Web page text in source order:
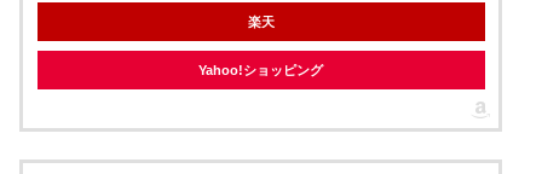
楽天
Yahoo!ショッピング